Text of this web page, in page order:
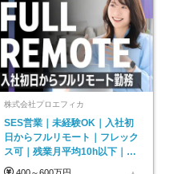
株式会社プロエフィカ
SES営業｜未経験OK｜入社初
日からフルリモート｜フレック
ス可｜残業月平均10h以下｜事
業立ち上げメンバー